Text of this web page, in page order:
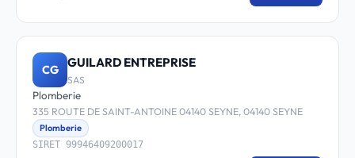
CG GUILARD ENTREPRISE
SAS
Plomberie
335 ROUTE DE SAINT-ANTOINE 04140 SEYNE, 04140 SEYNE
Plomberie
SIRET 99946409200017